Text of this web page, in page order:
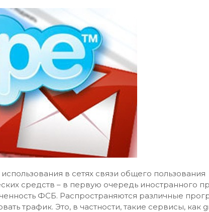
в сетях связи общего пользования
средств – в первую очередь иностранного
ФСБ. Распространяются различные
трафик. Это, в частности, такие сервисы, как